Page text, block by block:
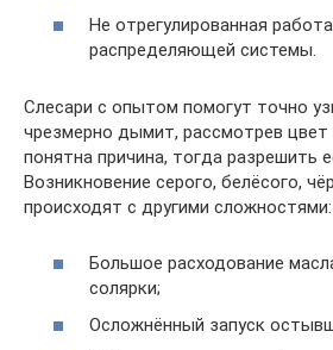
Не отрегулированная
распределяющей системы.
Слесари с опытом помогут точно
чрезмерно дымит, рассмотрев цвет
понятна причина, тогда разрешить
Возникновение серого, белёсого,
происходят с другими сложностями:
Большое расходование
солярки;
Осложнённый запуск